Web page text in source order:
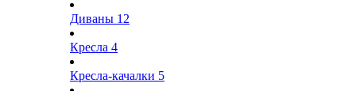
Диваны 12
Кресла 4
Кресла-качалки 5